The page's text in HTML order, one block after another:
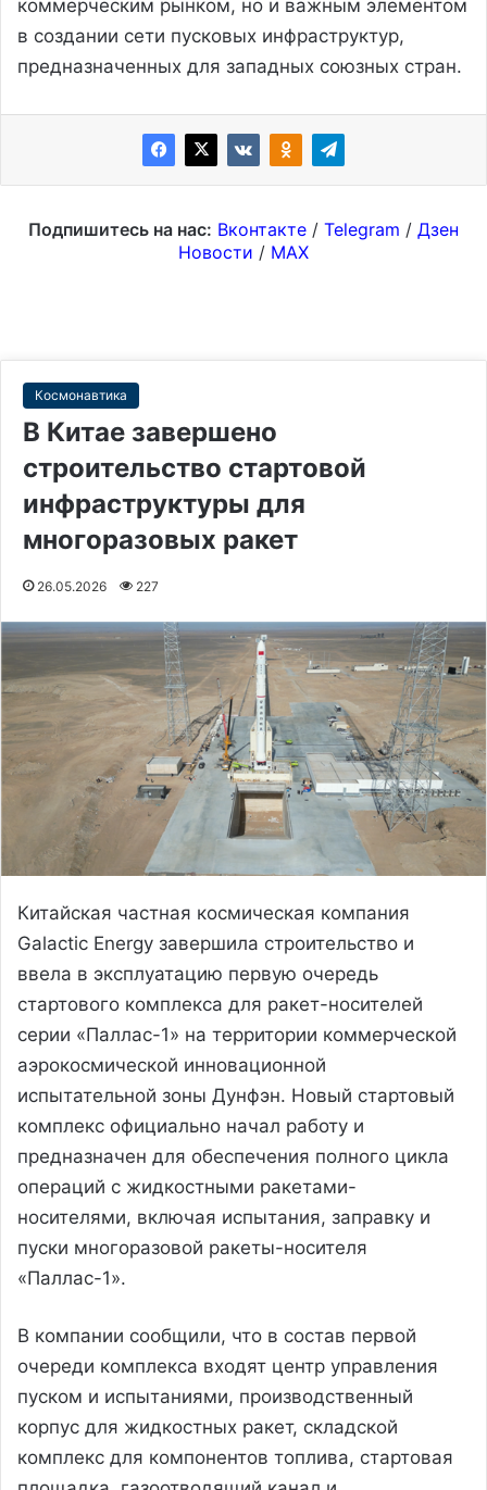
коммерческим рынком, но и важным элементом
в создании сети пусковых инфраструктур,
предназначенных для западных союзных стран.
Подпишитесь на нас: Вконтакте / Telegram / Дзен
Новости / MAX